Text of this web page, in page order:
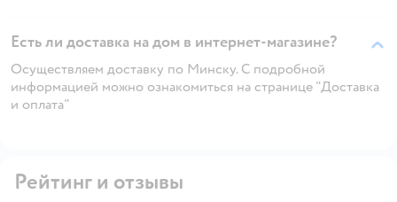
Есть ли доставка на дом в интернет-магазине?
Осуществляем доставку по Минску. С подробной
информацией можно ознакомиться на странице "Доставка
и оплата"
Рейтинг и отзывы